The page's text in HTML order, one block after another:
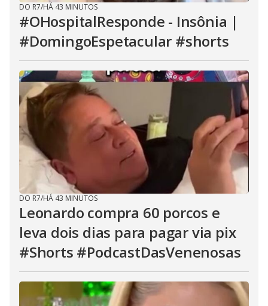
DO R7/HÁ 43 MINUTOS
#OHospitalResponde - Insônia |
#DomingoEspetacular #shorts
DO R7/HÁ 43 MINUTOS
Leonardo compra 60 porcos e
leva dois dias para pagar via pix
#Shorts #PodcastDasVenenosas